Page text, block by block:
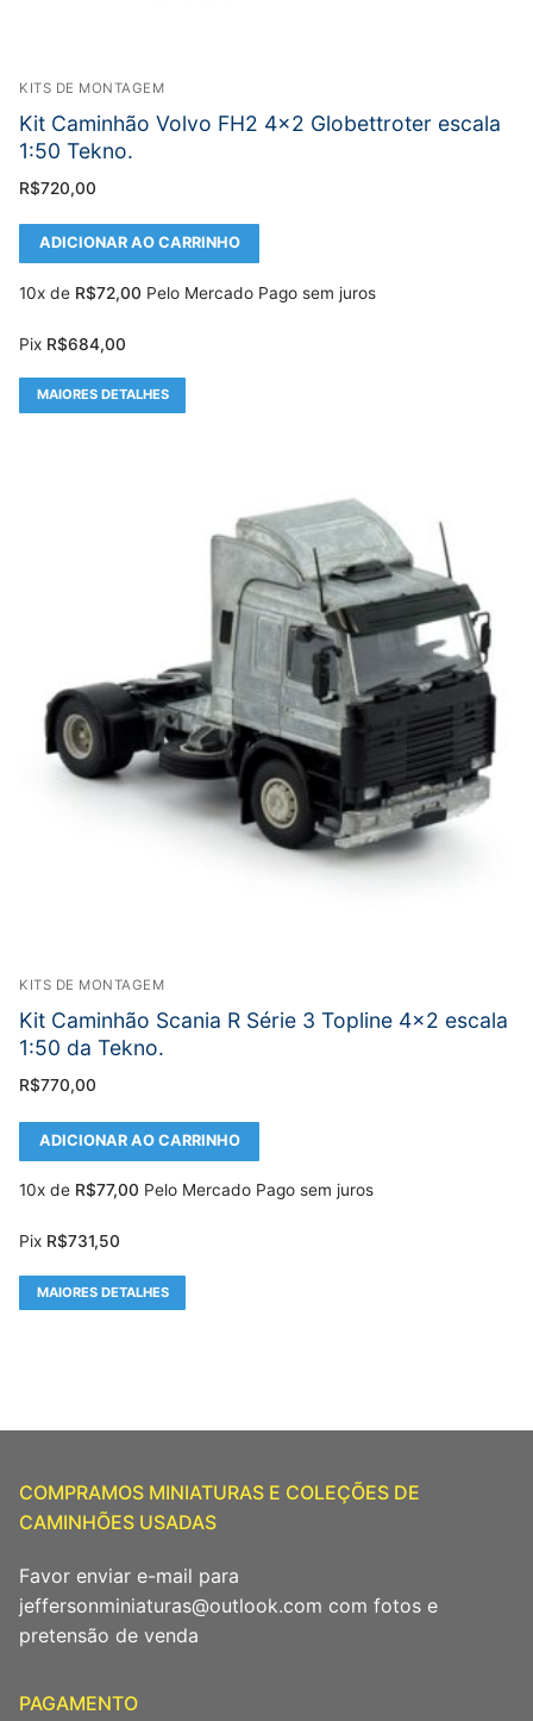
KITS DE MONTAGEM
Kit Caminhão Volvo FH2 4×2 Globettroter escala
1:50 Tekno.
R$720,00
ADICIONAR AO CARRINHO
10x de R$72,00 Pelo Mercado Pago sem juros
Pix R$684,00
MAIORES DETALHES
KITS DE MONTAGEM
Kit Caminhão Scania R Série 3 Topline 4×2 escala
1:50 da Tekno.
R$770,00
ADICIONAR AO CARRINHO
10x de R$77,00 Pelo Mercado Pago sem juros
Pix R$731,50
MAIORES DETALHES
COMPRAMOS MINIATURAS E COLEÇÕES DE
CAMINHÕES USADAS
Favor enviar e-mail para
jeffersonminiaturas@outlook.com com fotos e
pretensão de venda
PAGAMENTO